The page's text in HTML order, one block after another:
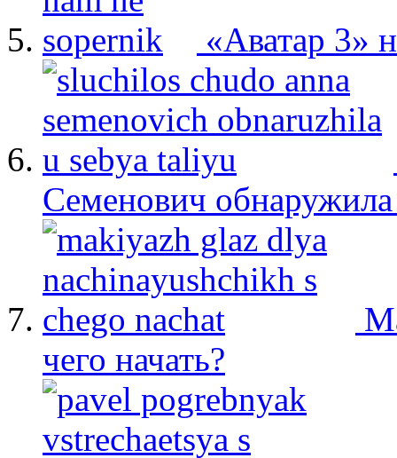
«Аватар 3»
Семенович
чего начать?